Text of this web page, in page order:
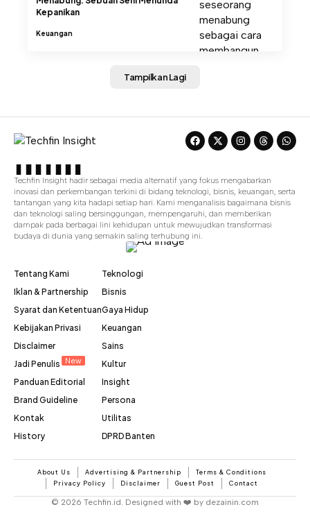
Kepanikan
Keuangan
Tampilkan Lagi
Techfin Insight hadir sebagai media alternatif yang fokus mengabarkan
inovasi dan perkembangan terkini di bidang teknologi, bisnis, keuangan, serta
tantangan yang kita hadapi setiap hari. Kami menganalisis bagaimana bisnis
dan teknologi saling bersinggungan, mempengaruhi, dan memberikan
dampak pada berbagai lini kehidupan untuk mewujudkan transformasi
budaya di dunia yang semakin saling terhubung ini.
Tentang Kami
Iklan & Partnership
Syarat dan Ketentuan
Kebijakan Privasi
Disclaimer
Jadi Penulis
New
Panduan Editorial
Brand Guideline
Kontak
History
Teknologi
Bisnis
Gaya Hidup
Keuangan
Sains
Kultur
Insight
Persona
Utilitas
DPRD Banten
About Us Advertising & Partnership
Terms & Conditions
Privacy Policy
Disclaimer Guest Post Contact
© 2026 Techfin.id. Designed with ❤️ by dezainin.com